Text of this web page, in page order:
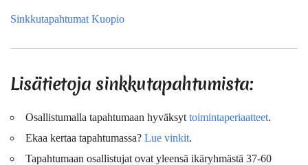
Sinkkutapahtumat Kuopio
Lisätietoja sinkkutapahtumista:
Osallistumalla tapahtumaan hyväksyt toimintaperiaatteet.
Ekaa kertaa tapahtumassa? Lue vinkit.
Tapahtumaan osallistujat ovat yleensä ikäryhmästä 37-60